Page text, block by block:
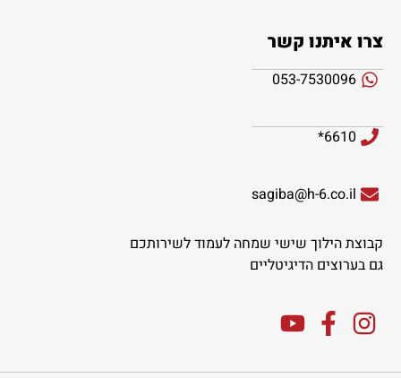
צרו איתנו קשר
053-7530096
6610*
sagiba@h-6.co.il
קבוצת הילוך שישי שמחה לעמוד לשירותכם
גם בערוצים הדיגיטליים